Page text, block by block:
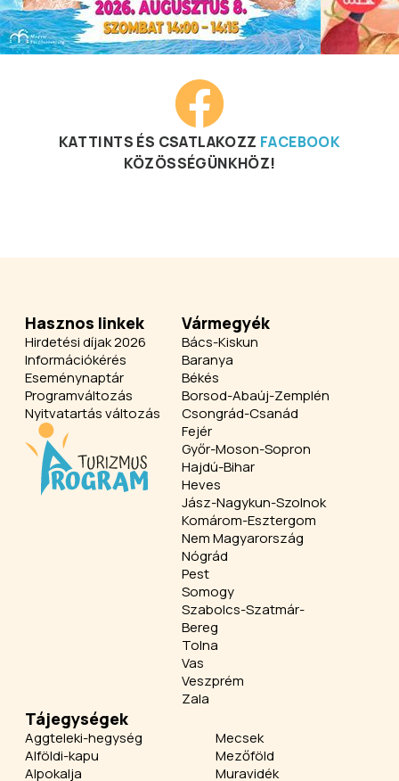
KATTINTS ÉS CSATLAKOZZ FACEBOOK
KÖZÖSSÉGÜNKHÖZ!
Hasznos linkek
Hirdetési díjak 2026
Információkérés
Eseménynaptár
Programváltozás
Nyitvatartás változás
Vármegyék
Bács-Kiskun
Baranya
Békés
Borsod-Abaúj-Zemplén
Csongrád-Csanád
Fejér
Győr-Moson-Sopron
Hajdú-Bihar
Heves
Jász-Nagykun-Szolnok
Komárom-Esztergom
Nem Magyarország
Nógrád
Pest
Somogy
Szabolcs-Szatmár-
Bereg
Tolna
Vas
Veszprém
Zala
Tájegységek
Aggteleki-hegység
Alföldi-kapu
Alpokalja
Mecsek
Mezőföld
Muravidék